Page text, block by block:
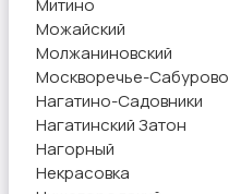
Можайский
Молжаниновский
Москворечье-Сабурово
Нагатино-Садовники
Нагатинский Затон
Нагорный
Некрасовка